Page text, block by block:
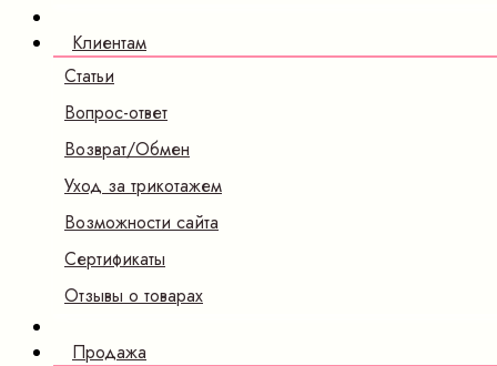
Клиентам
Статьи
Вопрос-ответ
Возврат/Обмен
Уход за трикотажем
Возможности сайта
Сертификаты
Отзывы о товарах
Продажа